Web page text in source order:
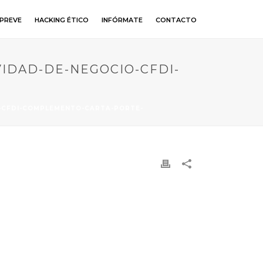
HACKING ÉTICO INFÓRMATE CONTACTO
DE-NEGOCIO-CFDI-